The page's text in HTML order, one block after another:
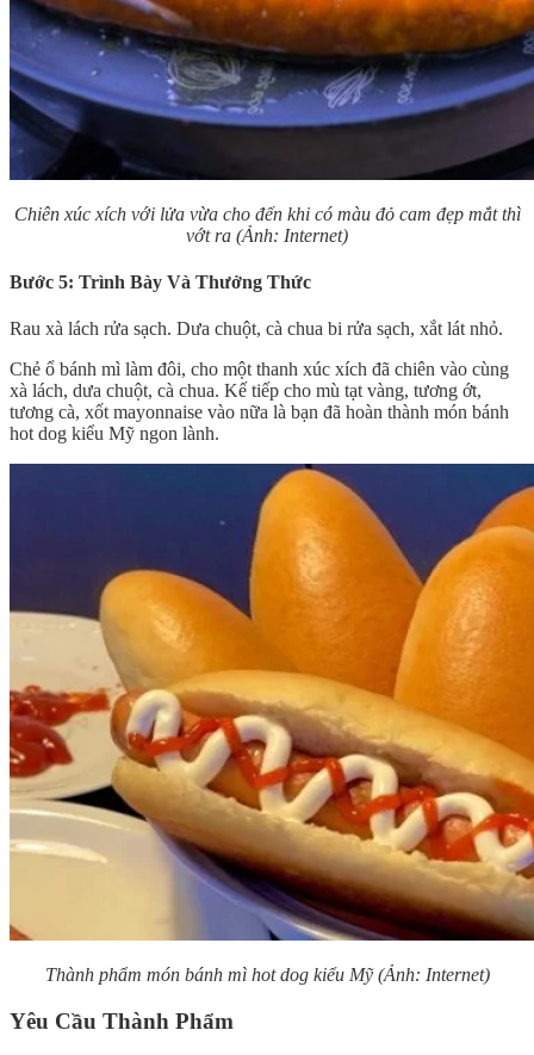
Chiên xúc xích với lửa vừa cho đến khi có màu đỏ cam đẹp mắt thì
vớt ra (Ảnh: Internet)
Bước 5: Trình Bày Và Thưởng Thức
Rau xà lách rửa sạch. Dưa chuột, cà chua bi rửa sạch, xắt lát nhỏ.
Chẻ ổ bánh mì làm đôi, cho một thanh xúc xích đã chiên vào cùng
xà lách, dưa chuột, cà chua. Kế tiếp cho mù tạt vàng, tương ớt,
tương cà, xốt mayonnaise vào nữa là bạn đã hoàn thành món bánh
hot dog kiểu Mỹ ngon lành.
Thành phẩm món bánh mì hot dog kiểu Mỹ (Ảnh: Internet)
Yêu Cầu Thành Phẩm